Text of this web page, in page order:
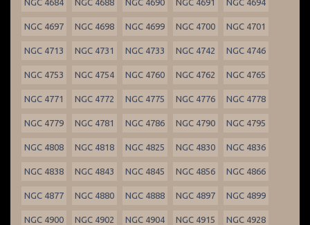
NGC 4684 NGC 4688 NGC 4690 NGC 4691 NGC 4694
NGC 4697 NGC 4698 NGC 4699 NGC 4700 NGC 4701
NGC 4713 NGC 4731 NGC 4733 NGC 4742 NGC 4746
NGC 4753 NGC 4754 NGC 4760 NGC 4762 NGC 4765
NGC 4771 NGC 4772 NGC 4775 NGC 4776 NGC 4778
NGC 4779 NGC 4781 NGC 4786 NGC 4790 NGC 4795
NGC 4808 NGC 4818 NGC 4825 NGC 4830 NGC 4836
NGC 4838 NGC 4843 NGC 4845 NGC 4856 NGC 4866
NGC 4877 NGC 4880 NGC 4888 NGC 4897 NGC 4899
NGC 4900 NGC 4902 NGC 4904 NGC 4915 NGC 4928